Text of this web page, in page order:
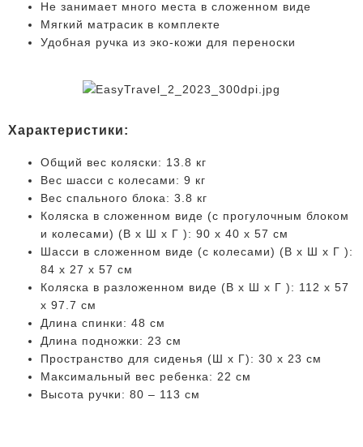
Не занимает много места в сложенном виде
Мягкий матрасик в комплекте
Удобная ручка из эко-кожи для переноски
Характеристики:
Общий вес коляски: 13.8 кг
Вес шасси с колесами: 9 кг
Вес спального блока: 3.8 кг
Коляска в сложенном виде (с прогулочным блоком
и колесами) (B x Ш x Г ): 90 x 40 x 57 см
Шасси в сложенном виде (с колесами) (B x Ш x Г ):
84 x 27 x 57 см
Коляска в разложенном виде (B x Ш x Г ): 112 x 57
x 97.7 см
Длина спинки: 48 см
Длина подножки: 23 см
Пространство для сиденья (Ш x Г): 30 x 23 см
Максимальный вес ребенка: 22 см
Высота ручки: 80 – 113 см